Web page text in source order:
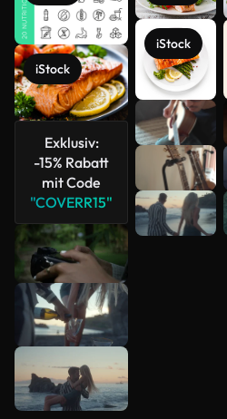
iStock
Exklusiv:
-15% Rabatt
mit Code
"COVERR15"
iStock